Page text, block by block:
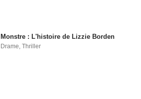
Monstre : L'histoire de Lizzie Borden
Drame ,Thriller